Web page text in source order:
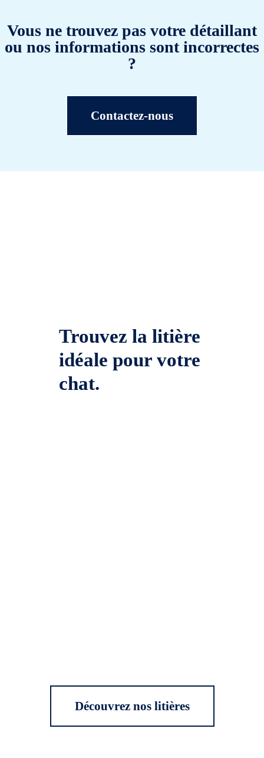
Vous ne trouvez pas votre détaillant
ou nos informations sont incorrectes
?
Contactez-nous
Trouvez la litière
idéale pour votre
chat.
Découvrez nos litières